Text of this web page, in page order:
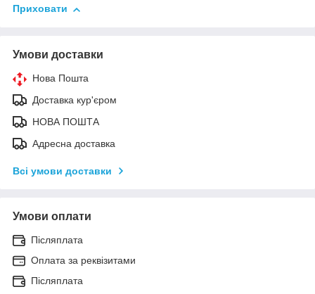
Приховати
Умови доставки
Нова Пошта
Доставка кур'єром
НОВА ПОШТА
Адресна доставка
Всі умови доставки
Умови оплати
Післяплата
Оплата за реквізитами
Післяплата